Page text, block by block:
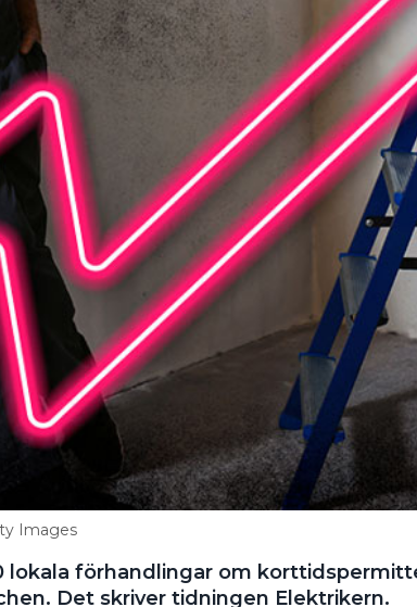
Images
lokala förhandlingar om
Det skriver tidningen Elektrikern.